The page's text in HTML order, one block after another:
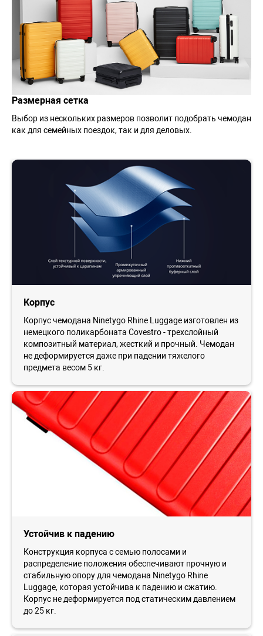
Размерная сетка
Выбор из нескольких размеров позволит подобрать чемодан
как для семейных поездок, так и для деловых.
Корпус
Корпус чемодана Ninetygo Rhine Luggage изготовлен из
немецкого поликарбоната Covestro - трехслойный
композитный материал, жесткий и прочный. Чемодан
не деформируется даже при падении тяжелого
предмета весом 5 кг.
Устойчив к падению
Конструкция корпуса с семью полосами и
распределение положения обеспечивают прочную и
стабильную опору для чемодана Ninetygo Rhine
Luggage, которая устойчива к падению и сжатию.
Корпус не деформируется под статическим давлением
до 25 кг.